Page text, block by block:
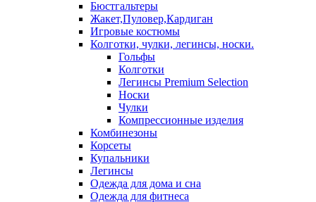
Бюстгальтеры
Жакет,Пуловер,Кардиган
Игровые костюмы
Колготки, чулки, легинсы, носки.
Гольфы
Колготки
Легинсы Premium Selection
Носки
Чулки
Компрессионные изделия
Комбинезоны
Корсеты
Купальники
Легинсы
Одежда для дома и сна
Одежда для фитнеса